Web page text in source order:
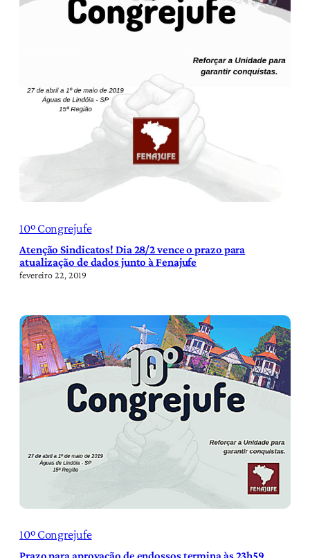
10º Congrejufe
Atenção Sindicatos! Dia 28/2 vence o prazo para
atualização de dados junto à Fenajufe
fevereiro 22, 2019
10º Congrejufe